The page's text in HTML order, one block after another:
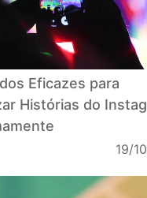
Eficazes para
Histórias do
19/